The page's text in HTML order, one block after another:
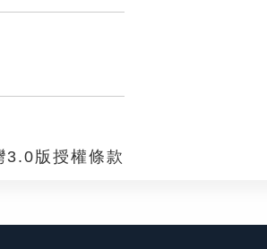
3.0版授權條款